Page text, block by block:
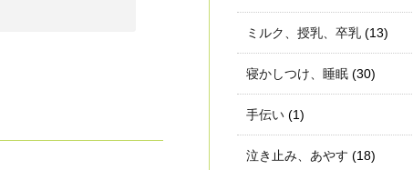
ミルク、授乳、卒乳 (13)
寝かしつけ、睡眠 (30)
手伝い (1)
泣き止み、あやす (18)